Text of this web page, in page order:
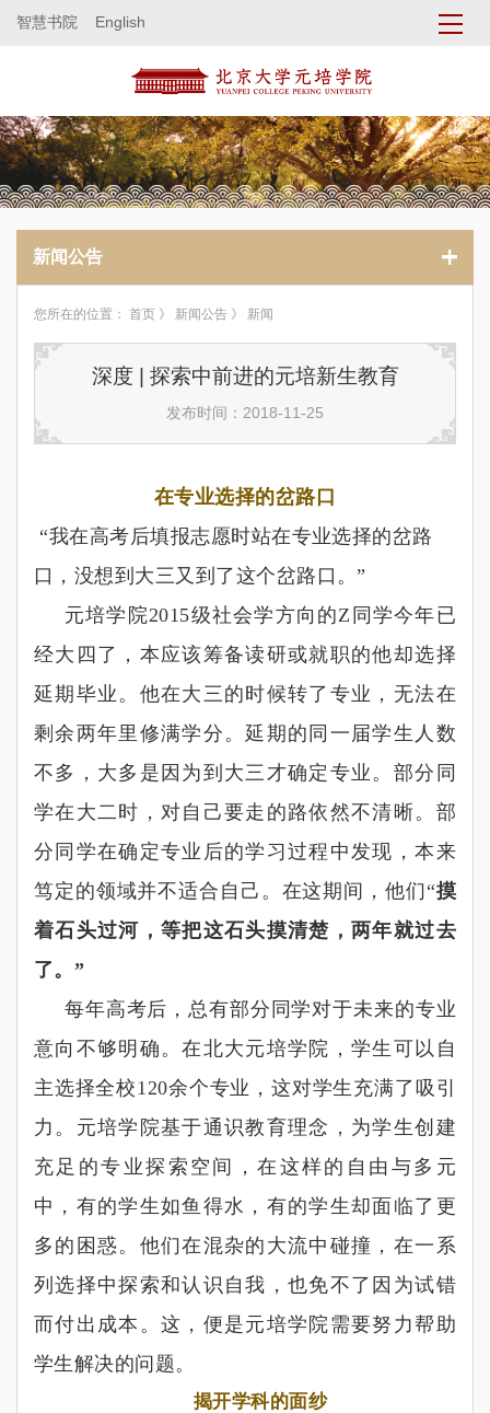
智慧书院 English
新闻公告
您所在的位置： 首页 》 新闻公告 》 新闻
深度 | 探索中前进的元培新生教育
发布时间：2018-11-25
在专业选择的岔路口
“我在高考后填报志愿时站在专业选择的岔路
口，没想到大三又到了这个岔路口。”
元培学院2015级社会学方向的Z 同学今年已
经大四了，本应该筹备读研或就职的他却选择
延期毕业。他在大三的时候转了专业，无法在
剩余两年里修满学分。延期的同一届学生人数
不多，大多是因为到大三才确定专业。部分同
学在大二时，对自己要走的路依然不清晰。部
分同学在确定专业后的学习过程中发现，本来
笃定的领域并不适合自己。在这期间，他们“摸
着石头过河，等把这石头摸清楚，两年就过去
了。 ”
每年高考后，总有部分同学对于未来的专业
意向不够明确。在北大元培学院，学生可以自
主选择全校120余个专业，这对学生充满了吸引
力。元培学院基于通识教育理念，为学生创建
充足的专业探索空间，在这样的自由与多元
中，有的学生如鱼得水，有的学生却面临了更
多的困惑。他们在混杂的大流中碰撞，在一系
列选择中探索和认识自我，也免不了因为试错
而付出成本。这，便是元培学院需要努力帮助
学生解决的问题。
揭开学科的面纱